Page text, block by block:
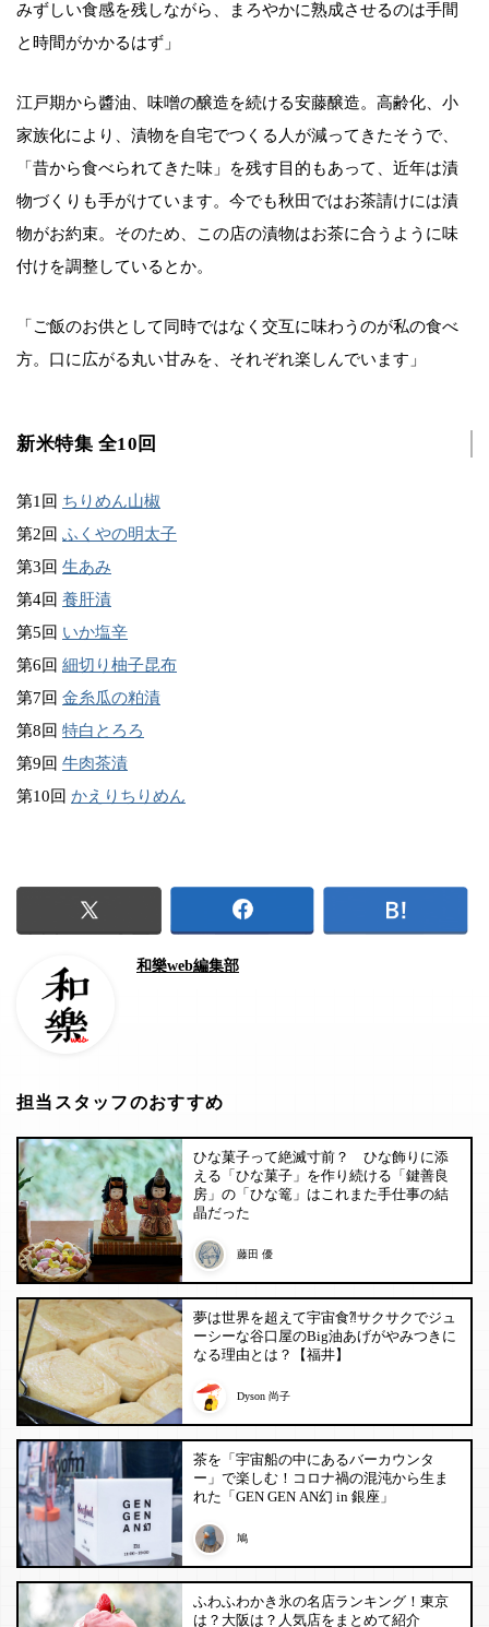
みずしい食感を残しながら、まろやかに熟成させるのは手間
と時間がかかるはず」
江戸期から醬油、味噌の醸造を続ける安藤醸造。高齢化、小
家族化により、漬物を自宅でつくる人が減ってきたそうで、
「昔から食べられてきた味」を残す目的もあって、近年は漬
物づくりも手がけています。今でも秋田ではお茶請けには漬
物がお約束。そのため、この店の漬物はお茶に合うように味
付けを調整しているとか。
「ご飯のお供として同時ではなく交互に味わうのが私の食べ
方。口に広がる丸い甘みを、それぞれ楽しんでいます」
新米特集 全10回
第1回 ちりめん山椒
第2回 ふくやの明太子
第3回 生あみ
第4回 養肝漬
第5回 いか塩辛
第6回 細切り柚子昆布
第7回 金糸瓜の粕漬
第8回 特白とろろ
第9回 牛肉茶漬
第10回 かえりちりめん
和樂web編集部
担当スタッフのおすすめ
ひな菓子って絶滅寸前？ ひな飾りに添
える「ひな菓子」を作り続ける「鍵善良
房」の「ひな篭」はこれまた手仕事の結
晶だった
藤田 優
夢は世界を超えて宇宙食⁈サクサクでジュ
ーシーな谷口屋のBig油あげがやみつきに
なる理由とは？【福井】
Dyson 尚子
茶を「宇宙船の中にあるバーカウンタ
ー」で楽しむ！コロナ禍の混沌から生ま
れた「GEN GEN AN幻 in 銀座」
鳩
ふわふわかき氷の名店ランキング！東京
は？大阪は？人気店をまとめて紹介